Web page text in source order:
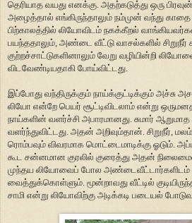
தெரியாத வயது எனக்கு. அதற்கடுத்து ஒரு
அழைத்தால் எங்கிருந்தாலும் நம்முன் வந்து காதை
பிற்காலத்தில் லியோவிடம் நகக்கீறல்
பயந்ததாலும், அண்டை வீட்டு வாசல்களில் சிறுநீர்
குற்றச்சாட்டுகளினாலும் வேறு வழியின்றி
விடவேண்டியதாகி போய்விட்டது.
இப்போது வந்திருக்கும் நாய்க்குட்டிக்கும் அச்சு
லியோ என்றே பெயர் சூட்டிவிடலாம் என்று
நாய்களின் வளர்ச்சி அபாரமானது. சுமார்
வளர்ந்துவிட்டது. அதன் அறிவும்தான். சிறுநீர்,
ரொம்பவும் விவரமாக மொட்டைமாடிக்கு ஓடும்.
கூட சன்னமான குரலில் குரைத்து அதன்
முந்தய லியோவைப் போல
வைத்துக்கொள்ளும். மூன்றாவது வீட்டில்
சாமி என்று லியோவிற்கு அடிக்கடி படையல்